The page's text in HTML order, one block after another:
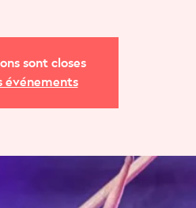
sont closes
événements